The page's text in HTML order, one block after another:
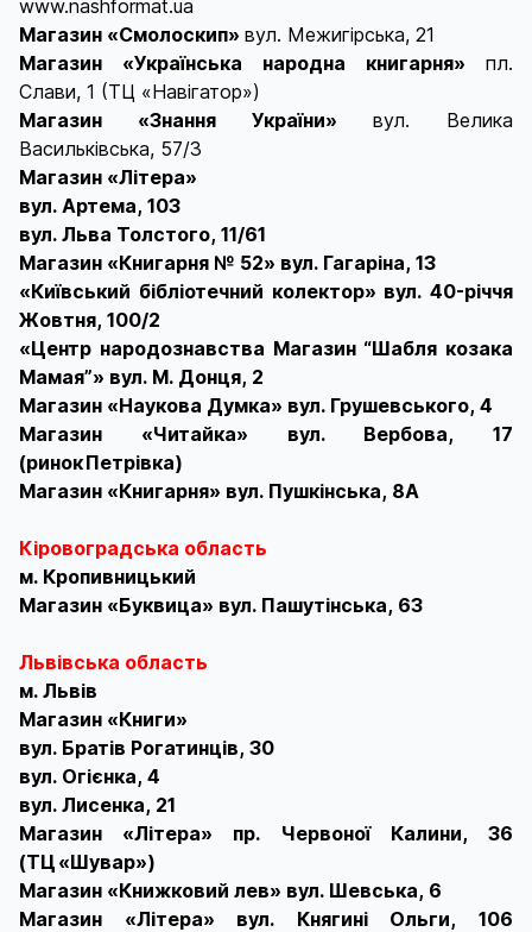
www.nashformat.ua
Магазин «Смолоскип» вул. Межигірська, 21
Магазин «Українська народна книгарня» пл.
Слави, 1 (ТЦ «Навігатор»)
Магазин «Знання України» вул. Велика
Васильківська, 57/3
Магазин «Літера»
вул. Артема, 103
вул. Льва Толстого, 11/61
Магазин «Книгарня № 52» вул. Гагаріна, 13
«Київський бібліотечний колектор» вул. 40-річчя
Жовтня, 100/2
«Центр народознавства Магазин “Шабля козака
Мамая”» вул. М. Донця, 2
Магазин «Наукова Думка» вул. Грушевського, 4
Магазин «Читайка» вул. Вербова, 17
(ринок Петрівка)
Магазин «Книгарня» вул. Пушкінська, 8А
Кіровоградська область
м. Кропивницький
Магазин «Буквица» вул. Пашутінська, 63
Львівська область
м. Львів
Магазин «Книги»
вул. Братів Рогатинців, 30
вул. Огієнка, 4
вул. Лисенка, 21
Магазин «Літера» пр. Червоної Калини, 36
(ТЦ «Шувар»)
Магазин «Книжковий лев» вул. Шевська, 6
Магазин «Літера» вул. Княгині Ольги, 106